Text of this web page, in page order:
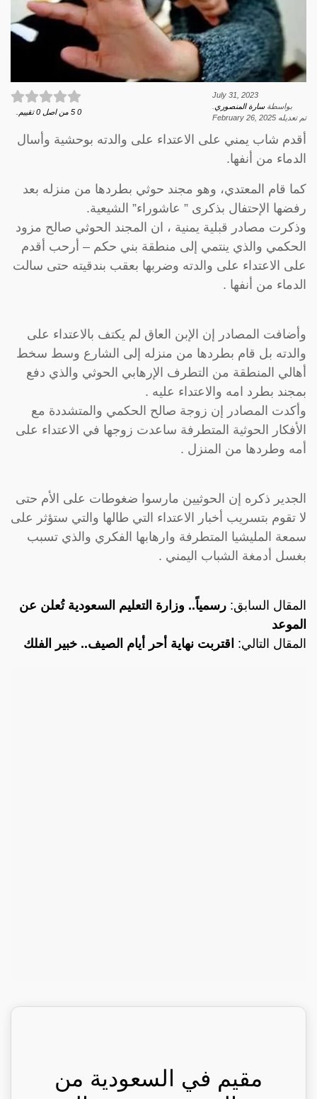
July 31, 2023
بواسطةسارة المنصوري
تم تعديله February 26, 2025
0
5 من اصل 0 تقييم.
أقدم شاب يمني على الاعتداء على والدته بوحشية وأسال
الدماء من أنفها.
كما قام المعتدي، وهو مجند حوثي بطردها من منزله بعد
رفضها الإحتفال بذكرى ” عاشوراء” الشيعية.
وذكرت مصادر قبلية يمنية ، ان المجند الحوثي صالح مزود
الحكمي والذي ينتمي إلى منطقة بني حكم – أرحب أقدم
على الاعتداء على والدته وضربها بعقب بندقيته حتى سالت
الدماء من أنفها .
وأضافت المصادر إن الإبن العاق لم يكتف بالاعتداء على
والدته بل قام بطردها من منزله إلى الشارع وسط سخط
أهالي المنطقة من التطرف الإرهابي الحوثي والذي دفع
بمجند بطرد امه والاعتداء عليه .
وأكدت المصادر إن زوجة صالح الحكمي والمتشددة مع
الأفكار الحوثية المتطرفة ساعدت زوجها في الاعتداء على
أمه وطردها من المنزل .
الجدير ذكره إن الحوثيين مارسوا ضغوطات على الأم حتى
لا تقوم بتسريب أخبار الاعتداء التي طالها والتي ستؤثر على
سمعة المليشيا المتطرفة وارهابها الفكري والذي تسبب
بغسل أدمغة الشباب اليمني .
المقال السابق: رسمياً.. وزارة التعليم السعودية تُعلن عن
الموعد
المقال التالي: اقتربت نهاية أحر أيام الصيف.. خبير الفلك
مقيم في السعودية من